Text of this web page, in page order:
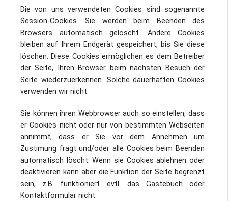
Die von uns verwendeten Cookies sind sogenannte
Session-Cookies. Sie werden beim Beenden des
Browsers automatisch gelöscht. Andere Cookies
bleiben auf Ihrem Endgerät gespeichert, bis Sie diese
löschen. Diese Cookies ermöglichen es dem Betreiber
der Seite, Ihren Browser beim nächsten Besuch der
Seite wiederzuerkennen. Solche dauerhaften Cookies
verwenden wir nicht.
Sie können ihren Webbrowser auch so einstellen, dass
er Cookies nicht oder nur von bestimmten Webseiten
annimmt, dass er Sie vor dem Annehmen um
Zustimung fragt und/oder alle Cookies beim Beenden
automatisch löscht. Wenn sie Cookies ablehnen oder
deaktivieren kann aber die Funktion der Seite begrenzt
sein, z.B. funktioniert evtl. das Gästebuch oder
Kontaktformular nicht.